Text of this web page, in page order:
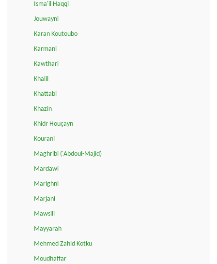
Isma'il Haqqi
Jouwayni
Karan Koutoubo
Karmani
Kawthari
Khalil
Khattabi
Khazin
Khidr Houçayn
Kourani
Maghribi ('Abdoul-Majid)
Mardawi
Marighni
Marjani
Mawsili
Mayyarah
Mehmed Zahid Kotku
Moudhaffar